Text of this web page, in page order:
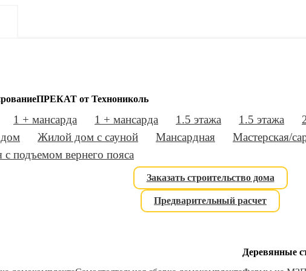
ПРЕКАТ от Технониколь
1 + мансарда 1 + мансарда 1.5 этажа 1.5 этажа
Жилой дом с сауной Мансардная Мастерская/
с подъемом вернего пояса
Заказать строительство дома
Предварительный расчет
Деревянные